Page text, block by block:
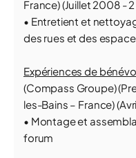
France) (Juillet 2008 -
• Entretient et
des rues et des
Expériences de
(Compass Groupe)
les-Bains – France)
• Montage et
forum